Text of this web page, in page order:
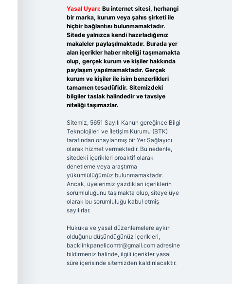
Yasal Uyarı: Bu internet sitesi, herhangi
bir marka, kurum veya şahıs şirketi ile
hiçbir bağlantısı bulunmamaktadır.
Sitede yalnızca kendi hazırladığımız
makaleler paylaşılmaktadır. Burada yer
alan içerikler haber niteliği taşımamakta
olup, gerçek kurum ve kişiler hakkında
paylaşım yapılmamaktadır. Gerçek
kurum ve kişiler ile isim benzerlikleri
tamamen tesadüfidir. Sitemizdeki
bilgiler taslak halindedir ve tavsiye
niteliği taşımazlar.
Sitemiz, 5651 Sayılı Kanun gereğince Bilgi
Teknolojileri ve İletişim Kurumu (BTK)
tarafından onaylanmış bir Yer Sağlayıcı
olarak hizmet vermektedir. Bu nedenle,
sitedeki içerikleri proaktif olarak
denetleme veya araştırma
yükümlülüğümüz bulunmamaktadır.
Ancak, üyelerimiz yazdıkları içeriklerin
sorumluluğunu taşımakta olup, siteye üye
olarak bu sorumluluğu kabul etmiş
sayılırlar.
Hukuka ve yasal düzenlemelere aykırı
olduğunu düşündüğünüz içerikleri,
backlinkpanelicomtr@gmail.comadresine
bildirmeniz halinde, ilgili içerikler yasal
süre içerisinde sitemizden kaldırılacaktır.